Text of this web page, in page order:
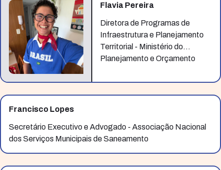
Flavia Pereira
Diretora de Programas de
Infraestrutura e Planejamento
Territorial - Ministério do
Planejamento e Orçamento
Francisco Lopes
Secretário Executivo e Advogado - Associação Nacional
dos Serviços Municipais de Saneamento